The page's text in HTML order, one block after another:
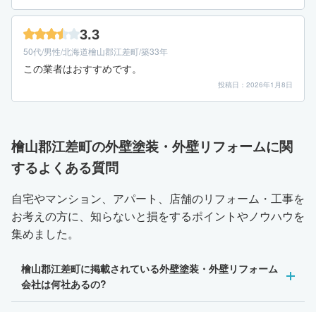
3.3
50代/男性/北海道檜山郡江差町/築33年
この業者はおすすめです。
投稿日：2026年1月8日
檜山郡江差町の外壁塗装・外壁リフォームに関
するよくある質問
自宅やマンション、アパート、店舗のリフォーム・工事を
お考えの方に、知らないと損をするポイントやノウハウを
集めました。
檜山郡江差町に掲載されている外壁塗装・外壁リフォーム
会社は何社あるの?